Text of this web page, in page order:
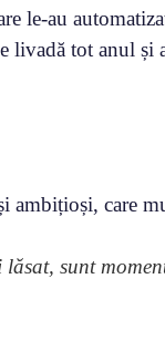
le-au
tot anul și
ambițioși, care
sunt